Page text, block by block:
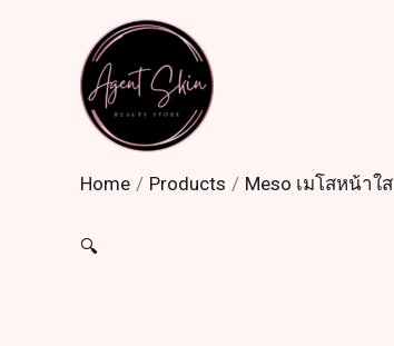
Home Products Meso เมโสหน้าใส
🔍